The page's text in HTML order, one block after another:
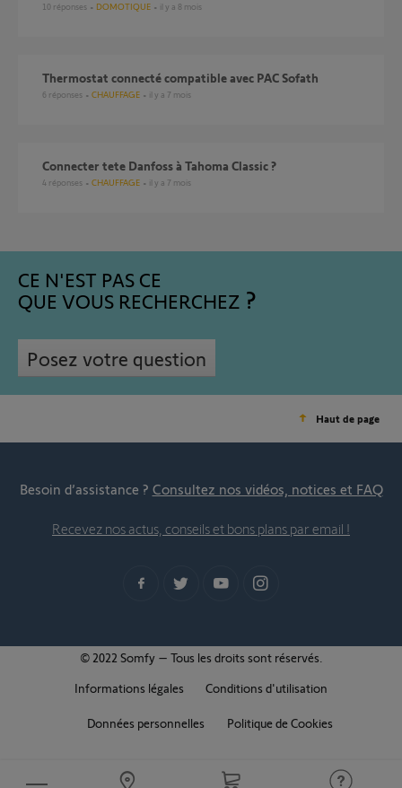
10 réponses DOMOTIQUE il y a 8 mois
Thermostat connecté compatible avec PAC Sofath
6 réponses CHAUFFAGE il y a 7 mois
Connecter tete Danfoss à Tahoma Classic ?
4 réponses CHAUFFAGE il y a 7 mois
CE N'EST PAS CE
QUE VOUS RECHERCHEZ
Posez votre question
Haut de page
Besoin d’assistance ? Consultez nos vidéos, notices et FAQ
Recevez nos actus, conseils et bons plans par email !
© 2022 Somfy – Tous les droits sont réservés.
Informations légales
Conditions d'utilisation
Données personnelles Politique de Cookies